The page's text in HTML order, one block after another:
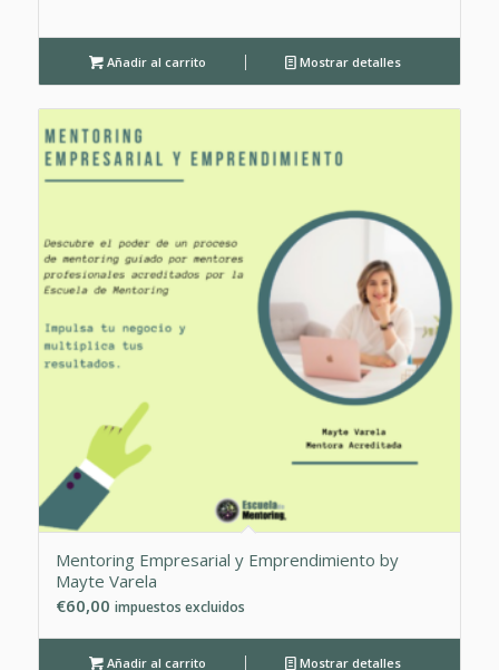
Añadir al carrito Mostrar detalles
Mentoring Empresarial y Emprendimiento by
Mayte Varela
€60,00 impuestos excluidos
Añadir al carrito Mostrar detalles